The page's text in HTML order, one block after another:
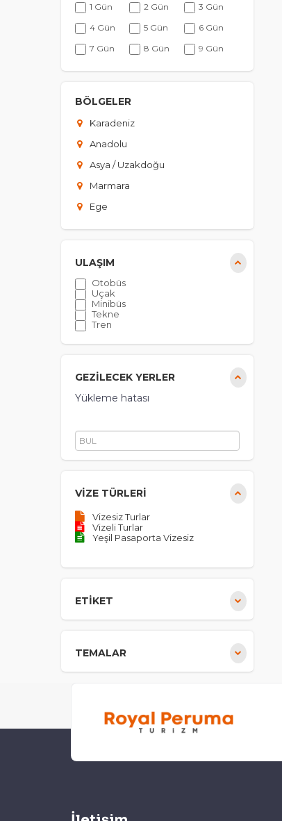
1 Gün 2 Gün
3 Gün
4 Gün
5 Gün
6 Gün
7 Gün
8 Gün
9 Gün
10 Gün
11 Gün
12 Gün
BÖLGELER
Karadeniz
Anadolu
Asya / Uzakdoğu
Marmara
Ege
ULAŞIM
Otobüs
Uçak
Minibüs
Tekne
Tren
GEZİLECEK YERLER
Yükleme hatası
VIZE TÜRLERI
Vizesiz Turlar
Vizeli Turlar
Yeşil Pasaporta Vizesiz
ETİKET
TEMALAR